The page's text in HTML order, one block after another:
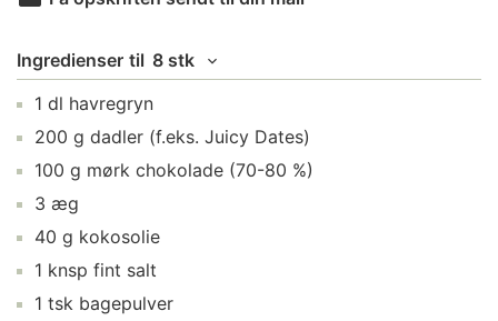
Ingredienser til 8 stk
1 dl havregryn
200 g dadler (f.eks. Juicy Dates)
100 g mørk chokolade (70-80 %)
3 æg
40 g kokosolie
1 knsp fint salt
1 tsk bagepulver